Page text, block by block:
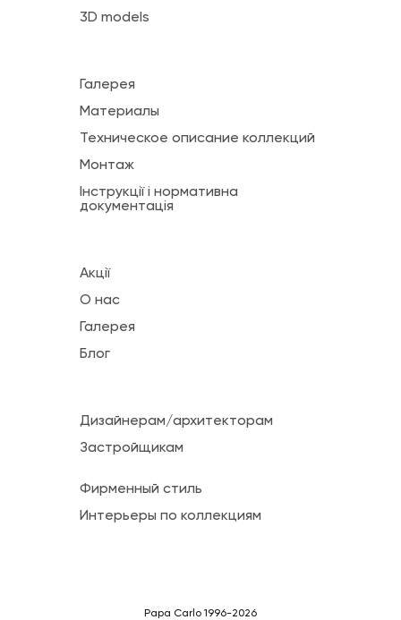
3D models
Галерея
Материалы
Техническое описание коллекций
Монтаж
Інструкції і нормативна
документація
Акції
О нас
Галерея
Блог
Дизайнерам/архитекторам
Застройщикам
Фирменный стиль
Интерьеры по коллекциям
Papa Carlo 1996-2026